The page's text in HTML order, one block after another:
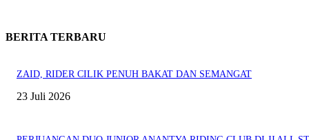
BERITA TERBARU
ZAID, RIDER CILIK PENUH BAKAT DAN SEMANGAT
23 Juli 2026